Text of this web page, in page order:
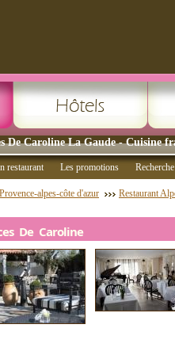
De Caroline La Gaude - Cuisine
restaurant Les promotions
alpes-côte d'azur Restaurant
De Caroline